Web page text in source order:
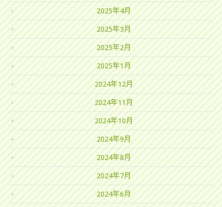
2025年4月
2025年3月
2025年2月
2025年1月
2024年12月
2024年11月
2024年10月
2024年9月
2024年8月
2024年7月
2024年6月